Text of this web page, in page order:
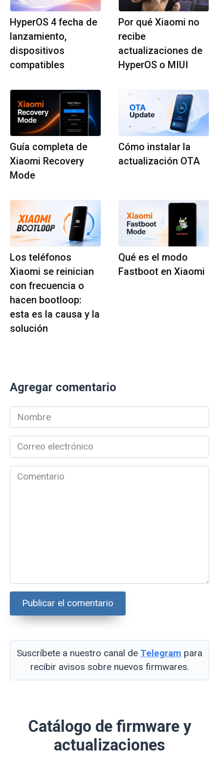
HyperOS 4 fecha de
lanzamiento,
dispositivos
compatibles
Por qué Xiaomi no
recibe
actualizaciones de
HyperOS o MIUI
Guía completa de
Xiaomi Recovery
Mode
Cómo instalar la
actualización OTA
Los teléfonos
Xiaomi se reinician
con frecuencia o
hacen bootloop:
esta es la causa y la
solución
Qué es el modo
Fastboot en Xiaomi
Agregar comentario
Nombre
*
Correo
electrónico
*Comentario
Suscríbete a nuestro canal de Telegram para
recibir avisos sobre nuevos firmwares.
Catálogo de firmware y
actualizaciones